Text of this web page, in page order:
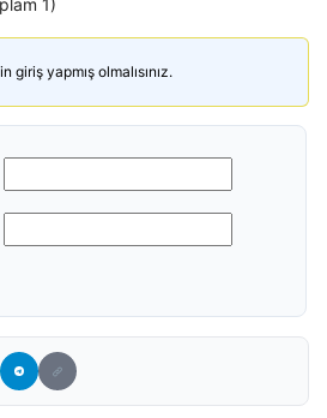
1)
giriş yapmış olmalısınız.